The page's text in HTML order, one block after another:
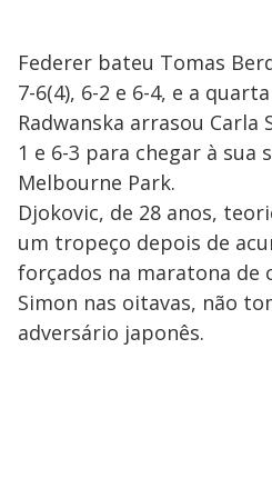
Federer bateu Tomas
7-6(4), 6-2 e 6-4, e a
Radwanska arrasou Carla
1 e 6-3 para chegar à sua
Melbourne Park.
Djokovic, de 28 anos,
um tropeço depois de
forçados na maratona de
Simon nas oitavas, não
adversário japonês.